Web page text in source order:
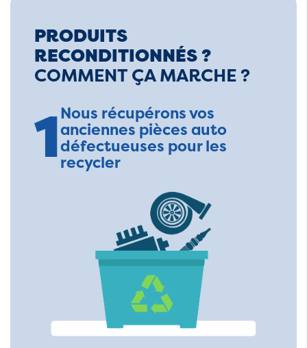
PRODUITS
RECONDITIONNÉS ?
COMMENT ÇA MARCHE ?
1Nous récupérons vos
anciennes pièces auto
défectueuses pour les
recycler